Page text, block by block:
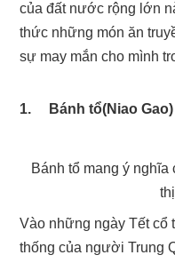
của đất nước rộng lớn
thức những món ăn
sự may mắn cho mình
1. Bánh tổ(Niao Gao)
Bánh tổ mang ý
Vào những ngày Tết cổ
thống của người Trung